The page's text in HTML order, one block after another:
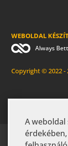
A
WEBOLDAL
Always
Copyright © 2022